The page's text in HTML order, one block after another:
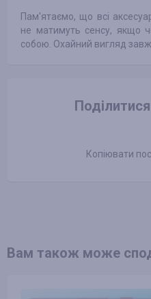
Пам'ятаємо, що всі
не матимуть сенсу, якщо
собою. Охайний вигляд
Поділитися
Копіювати
Вам також може